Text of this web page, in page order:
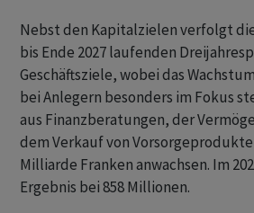
Nebst den Kapitalzielen verfolgt
bis Ende 2027 laufenden
Geschäftsziele, wobei das
bei Anlegern besonders im Fokus
aus Finanzberatungen, der
dem Verkauf von
Milliarde Franken anwachsen. Im
Ergebnis bei 858 Millionen.